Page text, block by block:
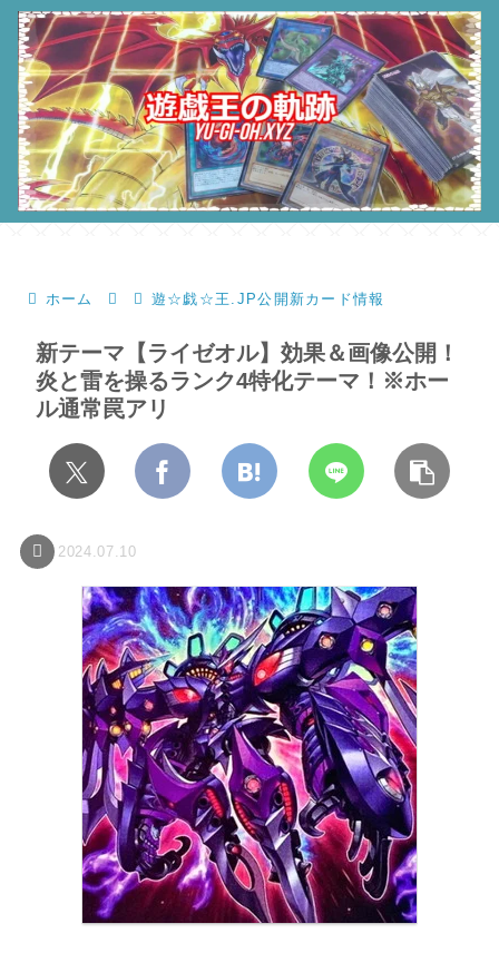
ホーム 遊☆戯☆王.JP公開新カード情報
新テーマ【ライゼオル】効果＆画像公開！
炎と雷を操るランク4特化テーマ！※ホー
ル通常罠アリ
2024.07.10